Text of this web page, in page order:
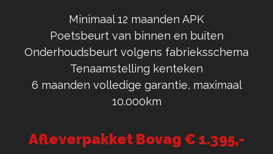
Minimaal 12 maanden APK
Poetsbeurt van binnen en buiten
Onderhoudsbeurt volgens fabrieksschema
Tenaamstelling kenteken
6 maanden volledige garantie, maximaal
10.000km
Afleverpakket Bovag € 1.395,-